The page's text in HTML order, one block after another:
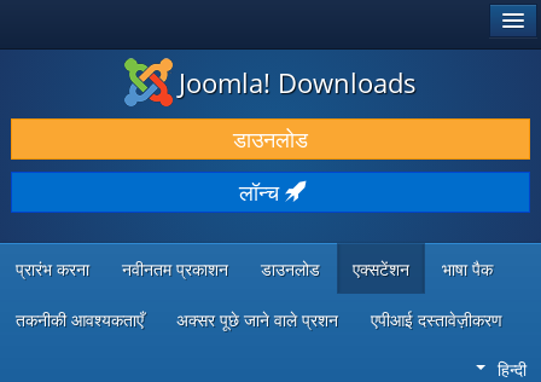
डाउनलोड करें और बढ़ाएं
खोजें और जानें
सामुदायिक समर्थन
डेवलपर संसाधन
Joomla! Downloads
डाउनलोड
लॉन्च
प्रारंभ करना नवीनतम प्रकाशन डाउनलोड एक्सटेंशन भाषा पैक
तकनीकी आवश्यकताएँ अक्सर पूछे जाने वाले प्रशन एपीआई दस्तावेज़ीकरण
हिन्दी